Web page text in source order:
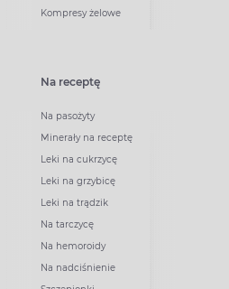
Kompresy żelowe
Na receptę
Na pasożyty
Minerały na receptę
Leki na cukrzycę
Leki na grzybicę
Leki na trądzik
Na tarczycę
Na hemoroidy
Na nadciśnienie